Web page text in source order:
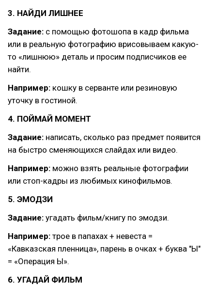
3. НАЙДИ ЛИШНЕЕ
Задание: с помощью фотошопа в кадр фильма
или в реальную фотографию врисовываем какую-
то «лишнюю» деталь и просим подписчиков ее
найти.
Например: кошку в серванте или резиновую
уточку в гостиной.
4. ПОЙМАЙ МОМЕНТ
Задание: написать, сколько раз предмет появится
на быстро сменяющихся слайдах или видео.
Например: можно взять реальные фотографии
или стоп-кадры из любимых кинофильмов.
5. ЭМОДЗИ
Задание: угадать фильм/книгу по эмодзи.
Например: трое в папахах + невеста =
«Кавказская пленница», парень в очках + буква "Ы"
= «Операция Ы».
6. УГАДАЙ ФИЛЬМ